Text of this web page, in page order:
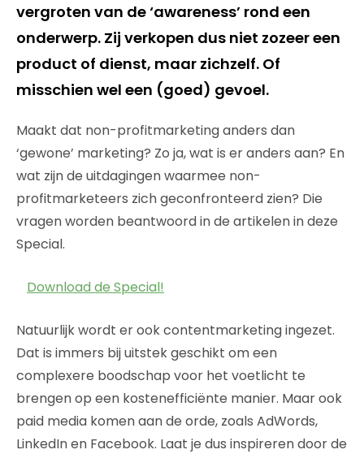
vergroten van de ‘awareness’ rond een
onderwerp. Zij verkopen dus niet zozeer een
product of dienst, maar zichzelf. Of
misschien wel een (goed) gevoel.
Maakt dat non-profitmarketing anders dan
‘gewone’ marketing? Zo ja, wat is er anders aan? En
wat zijn de uitdagingen waarmee non-
profitmarketeers zich geconfronteerd zien? Die
vragen worden beantwoord in de artikelen in deze
Special.
Download de Special!
Natuurlijk wordt er ook contentmarketing ingezet.
Dat is immers bij uitstek geschikt om een
complexere boodschap voor het voetlicht te
brengen op een kostenefficiënte manier. Maar ook
paid media komen aan de orde, zoals AdWords,
LinkedIn en Facebook. Laat je dus inspireren door de